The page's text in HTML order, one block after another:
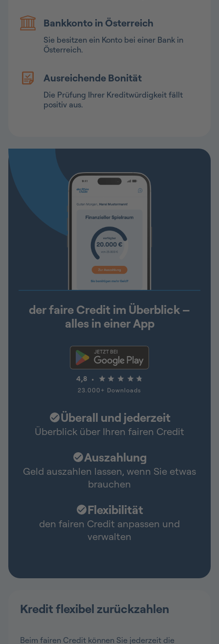
Bankkonto in Österreich
Sie besitzen ein Konto bei einer Bank in
Österreich.
Ausreichende Bonität
Die Prüfung Ihrer Kreditwürdigkeit fällt
positiv aus.
der faire Credit im Überblick –
alles in einer App
Überall und jederzeit
Überblick über Ihren fairen Credit
Auszahlung
Geld auszahlen lassen, wenn Sie etwas
brauchen
Flexibilität
den fairen Credit anpassen und
verwalten
4,8
23.000+ Downloads
Kredit flexibel zurückzahlen
Beim fairen Credit können Sie jederzeit die